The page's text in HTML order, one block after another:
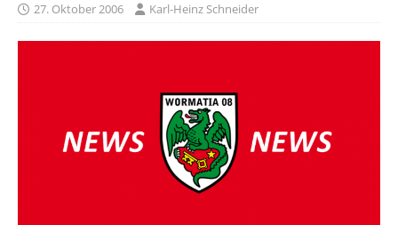
27. Oktober 2006 Karl-Heinz Schneider